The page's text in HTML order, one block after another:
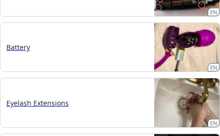
EN
Battery
EN
Eyelash Extensions
EN